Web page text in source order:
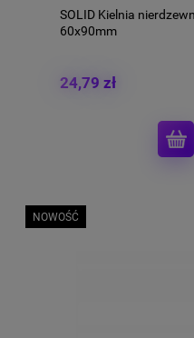
SOLID Kielnia
60x90mm
24,79 zł
NOWOŚĆ